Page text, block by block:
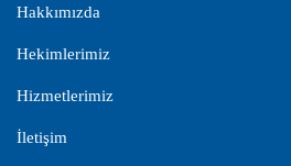
Hakkımızda
Hekimlerimiz
Hizmetlerimiz
İletişim